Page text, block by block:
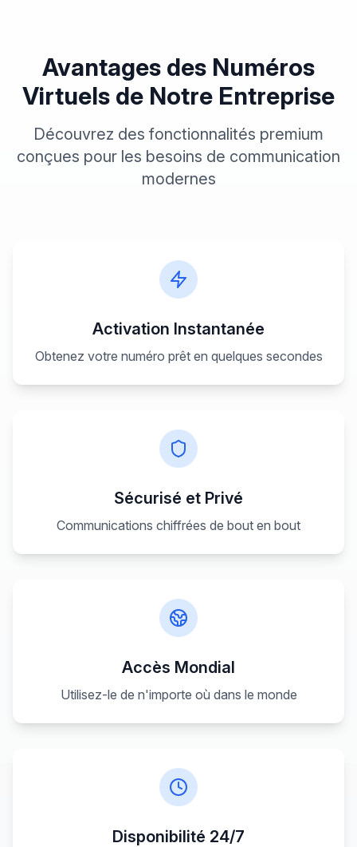
Avantages des Numéros
Virtuels de Notre Entreprise
Découvrez des fonctionnalités premium
conçues pour les besoins de communication
modernes
Activation Instantanée
Obtenez votre numéro prêt en quelques secondes
Sécurisé et Privé
Communications chiffrées de bout en bout
Accès Mondial
Utilisez-le de n'importe où dans le monde
Disponibilité 24/7